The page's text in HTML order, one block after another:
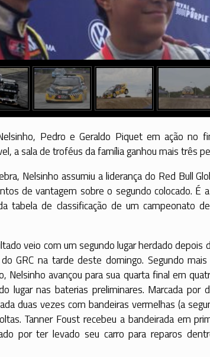
Pedro e Geraldo Piquet em ação no
a sala de troféus da família ganhou mais três
Nelsinho assumiu a liderança do Red Bull
de vantagem sobre o segundo colocado. É
tabela de classificação de um campeonato
veio com um segundo lugar herdado depois
GRC na tarde deste domingo. Segundo
Nelsinho avançou para sua quarta final em
lugar nas baterias preliminares. Marcada por
duas vezes com bandeiras vermelhas (a
Tanner Foust recebeu a bandeirada em
por ter levado seu carro para reparos